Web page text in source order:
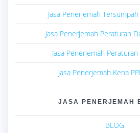
Jasa Penerjemah
Jasa Penerjemah Peraturan
Jasa Penerjemah
Jasa Penerjemah Kena
JASA PENERJEMAH
BLOG